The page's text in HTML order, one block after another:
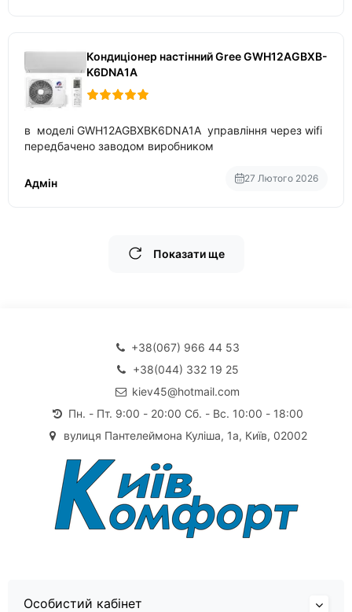
Кондиціонер настінний Gree GWH12AGBXB-
K6DNA1A
в моделі GWH12AGBXBK6DNA1A управління через wifi
передбачено заводом виробником
Адмін 27 Лютого 2026
Показати ще
+38(067) 966 44 53
+38(044) 332 19 25
kiev45@hotmail.com
Пн. - Пт. 9:00 - 20:00 Сб. - Вс. 10:00 - 18:00
вулиця Пантелеймона Куліша, 1а, Київ, 02002
Особистий кабінет